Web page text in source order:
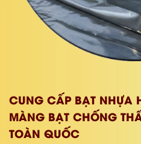
CUNG CẤP BẠT NHỰA
MÀNG BẠT CHỐNG
TOÀN QUỐC